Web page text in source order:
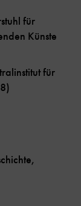
für
Künste
für